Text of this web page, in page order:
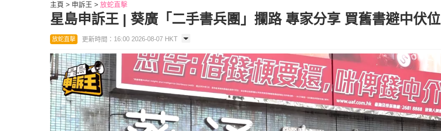
主頁 申訴王 放蛇直擊
星島申訴王 | 葵廣「二手書兵團」攔路 專家分享 買舊書避中伏位
放蛇直擊 更新時間：16:00 2026-08-07 HKT